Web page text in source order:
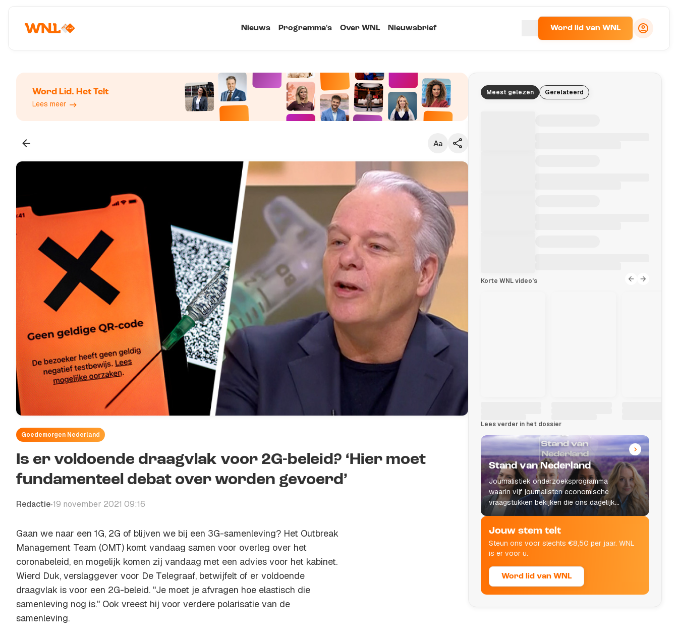
Nieuws Programma's Over WNL Nieuwsbrief Word lid van WNL
Word Lid. Het Telt
Lees meer
Klein
Standaard
Groot
Kopieer link
Goedemorgen Nederland
Is er voldoende draagvlak voor 2G-beleid? ‘Hier moet
fundamenteel debat over worden gevoerd’
Redactie•19 november 2021 09:16
Gaan we naar een 1G, 2G of blijven we bij een 3G-samenleving? Het Outbreak
Management Team (OMT) komt vandaag samen voor overleg over het
coronabeleid, en mogelijk komen zij vandaag met een advies voor het kabinet.
Wierd Duk, verslaggever voor De Telegraaf, betwijfelt of er voldoende
draagvlak is voor een 2G-beleid. "Je moet je afvragen hoe elastisch die
samenleving nog is." Ook vreest hij voor verdere polarisatie van de
samenleving.
Meest gelezen Gerelateerd
Korte WNL video's
Lees verder in het dossier
Stand van Nederland
Journalistiek onderzoeksprogramma
waarin vijf journalisten economische
vraagstukken bekijken die ons dagelijks
leven raken.
Jouw stem telt
Steun ons voor slechts €8,50 per jaar. WNL
is er voor u.
Word lid van WNL